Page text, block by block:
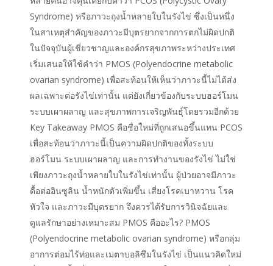
Syndrome) หรือภาวะถุงน้ำหลายใบในรังไข่ ซึ่งเป็นหนึ่ง
ในสาเหตุสำคัญของภาวะมีบุตรยากจากการตกไม่ผิดปกติ
ในปัจจุบันผู้เชี่ยวชาญและองค์กรสุขภาพระหว่างประเทศ
เริ่มเสนอให้ใช้คำว่า PMOS (Polyendocrine metabolic
ovarian syndrome) เพื่อสะท้อนให้เห็นว่าภาวะนี้ไม่ได้ส่ง
ผลเฉพาะต่อรังไข่เท่านั้น แต่ยังเกี่ยวข้องกับระบบฮอร์โมน
ระบบเผาผลาญ และสุขภาพการเจริญพันธุ์โดยรวมอีกด้วย
Key Takeaway PMOS คือชื่อใหม่ที่ถูกเสนอขึ้นแทน PCOS
เพื่อสะท้อนว่าภาวะนี้เป็นความผิดปกติของทั้งระบบ
ฮอร์โมน ระบบเผาผลาญ และการทำงานของรังไข่ ไม่ใช่
เพียงภาวะถุงน้ำหลายใบในรังไข่เท่านั้น ผู้ป่วยอาจมีภาวะ
ดื้อต่ออินซูลิน น้ำหนักตัวเพิ่มขึ้น เสี่ยงโรคเบาหวาน โรค
หัวใจ และภาวะมีบุตรยาก จึงควรได้รับการวินิจฉัยและ
ดูแลรักษาอย่างเหมาะสม PMOS คืออะไร? PMOS
(Polyendocrine metabolic ovarian syndrome) หรือกลุ่ม
อาการต่อมไร้ท่อและเมตาบอลิซึมในรังไข่ เป็นแนวคิดใหม่